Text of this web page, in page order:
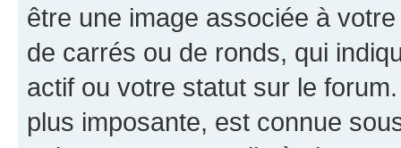
être une image associée à
de carrés ou de ronds, qui
actif ou votre statut sur le
plus imposante, est connue